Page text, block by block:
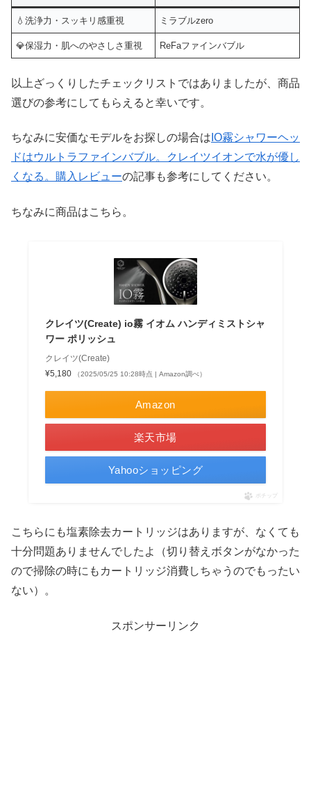
💧洗浄力・スッキリ感重視 ミラブルzero
💎保湿力・肌へのやさしさ重視 ReFaファインバブル
以上ざっくりしたチェックリストではありましたが、商品
選びの参考にしてもらえると幸いです。
ちなみに安価なモデルをお探しの場合は IO霧シャワーヘッ
ドはウルトラファインバブル。クレイツイオンで水が優し
くなる。購入レビューの記事も参考にしてください。
ちなみに商品はこちら。
クレイツ(Create) io霧 イオム ハンディミストシャ
ワー ポリッシュ
クレイツ(Create)
¥5,180
（2025/05/25 10:28時点 | Amazon調べ）
Amazon
楽天市場
Yahooショッピング
ポチップ
こちらにも塩素除去カートリッジはありますが、なくても
十分問題ありませんでしたよ（切り替えボタンがなかった
ので掃除の時にもカートリッジ消費しちゃうのでもったい
ない）。
スポンサーリンク